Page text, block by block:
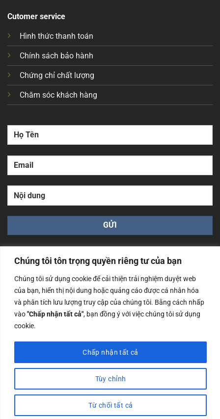
Chúng tôi tôn trọng quyền riêng tư của bạn
Chúng tôi sử dụng cookie để cải thiện trải nghiệm duyệt web
của bạn, hiển thị nội dung hoặc quảng cáo được cá nhân hóa
và phân tích lưu lượng truy cập của chúng tôi. Bằng cách nhấp
vào"Chấp nhận tất cả", bạn đồng ý với việc chúng tôi sử dụng
cookie.
Tùy chỉnh
Từ chối tất cả
Chấp nhận tất cả
Cutomer service
Hình thức thanh toán
Chính sách bảo hành
Chứng chỉ chất lượng
Chăm sóc khách hàng
Công ty TNHH Nam Bình Xương - Số ĐKKD: 0108783483
cấp ngày 14/06/2019 bởi Sở Kế Hoạch và Đầu Tư Tp. Hà
Nội
Copyrights @2023 Nam Binh Xuong. All Rights Reserved